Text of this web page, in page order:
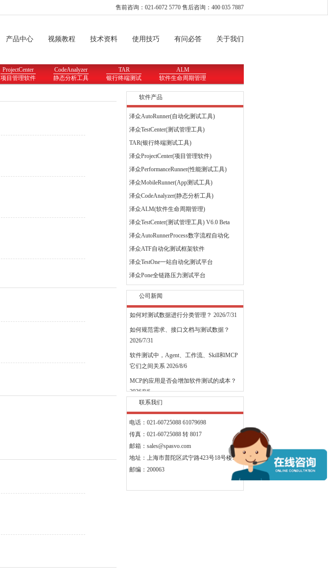
售前咨询：021-6072 5770 售后咨询：400 035 7887
产品中心 视频教程 技术资料 使用技巧 有问必答 关于我们
ProjectCenter
项目管理软件
CodeAnalyzer
静态分析工具
TAR
银行终端测试
ALM
软件生命周期管理
软件产品
泽众AutoRunner(自动化测试工具)
泽众TestCenter(测试管理工具)
TAR(银行终端测试工具)
泽众ProjectCenter(项目管理软件)
泽众PerformanceRunner(性能测试工具)
泽众MobileRunner(App测试工具)
泽众CodeAnalyzer(静态分析工具)
泽众ALM(软件生命周期管理)
泽众TestCenter(测试管理工具) V6.0 Beta
泽众AutoRunnerProcess数字流程自动化
泽众ATF自动化测试框架软件
泽众TestOne一站自动化测试平台
泽众Pone全链路压力测试平台
公司新闻
如何对测试数据进行分类管理？ 2026/7/31
如何规范需求、接口文档与测试数据？
2026/7/31
软件测试中，Agent、工作流、Skill和MCP
它们之间关系 2026/8/6
MCP的应用是否会增加软件测试的成本？
2026/8/6
移动自动化测试为什么一套脚本解决三端
通用大模型和行业专属Agent有哪些区别？
2026/8/5
如何解决性能测试平台压测时的CPU资源问
联系我们
电话：021-60725088 61079698
传真：021-60725088 转 8017
邮箱： sales@spasvo.com
地址：上海市普陀区武宁路423号18号楼1楼
邮编：200063